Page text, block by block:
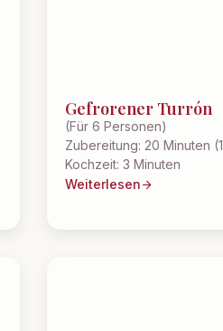
Gefrorener Turrón
(Für 6 Personen)
Zubereitung: 20 Minuten
Kochzeit: 3 Minuten
Weiterlesen